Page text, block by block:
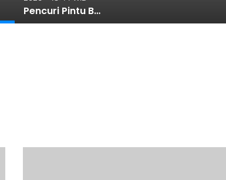
Pencuri Pintu Besi Ditangkap Polsek Tanjung Morawa